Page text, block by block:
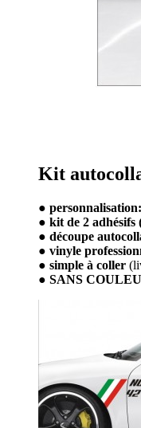
Kit
●
● kit de 2 adhésifs
● découpe
● vinyle
● simple à coller
● SANS